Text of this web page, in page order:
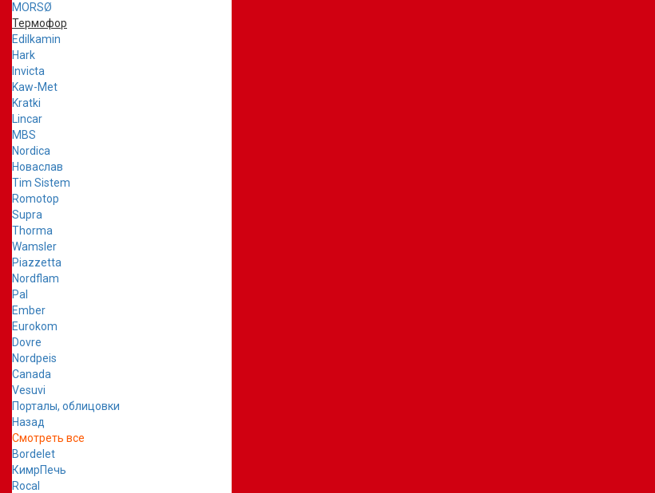
MORSØ
Термофор
Edilkamin
Hark
Invicta
Kaw-Met
Kratki
Lincar
MBS
Nordica
Новаслав
Tim Sistem
Romotop
Supra
Thorma
Wamsler
Piazzetta
Nordflam
Pal
Ember
Eurokom
Dovre
Nordpeis
Canada
Vesuvi
Порталы, облицовки
Назад
Смотреть все
Bordelet
КимрПечь
Rocal